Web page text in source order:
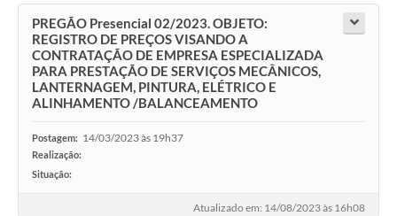
PREGÃO Presencial 02/2023. OBJETO:
REGISTRO DE PREÇOS VISANDO A
CONTRATAÇÃO DE EMPRESA ESPECIALIZADA
PARA PRESTAÇÃO DE SERVIÇOS MECÂNICOS,
LANTERNAGEM, PINTURA, ELÉTRICO E
ALINHAMENTO /BALANCEAMENTO
Postagem: 14/03/2023 às 19h37
Realização:
Situação:
Atualizado em: 14/08/2023 às 16h08